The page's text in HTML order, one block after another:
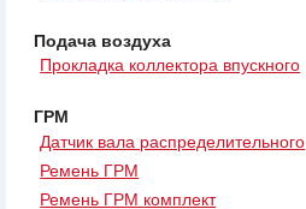
Подача воздуха
Прокладка коллектора впускного
ГРМ
Датчик вала распределительного
Ремень ГРМ
Ремень ГРМ комплект